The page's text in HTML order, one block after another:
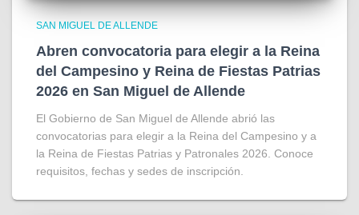
SAN MIGUEL DE ALLENDE
Abren convocatoria para elegir a la Reina
del Campesino y Reina de Fiestas Patrias
2026 en San Miguel de Allende
El Gobierno de San Miguel de Allende abrió las
convocatorias para elegir a la Reina del Campesino y a
la Reina de Fiestas Patrias y Patronales 2026. Conoce
requisitos, fechas y sedes de inscripción.